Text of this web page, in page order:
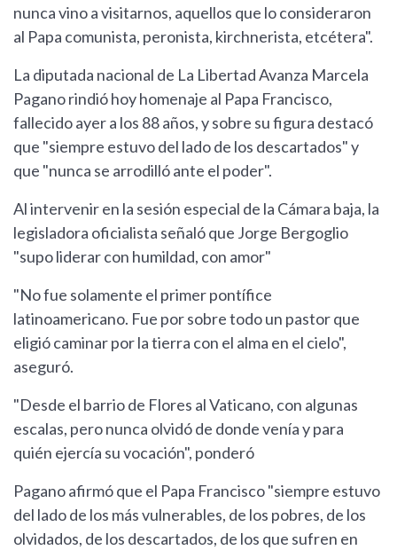
nunca vino a visitarnos, aquellos que lo consideraron
al Papa comunista, peronista, kirchnerista, etcétera".
La diputada nacional de La Libertad Avanza Marcela
Pagano rindió hoy homenaje al Papa Francisco,
fallecido ayer a los 88 años, y sobre su figura destacó
que "siempre estuvo del lado de los descartados" y
que "nunca se arrodilló ante el poder".
Al intervenir en la sesión especial de la Cámara baja, la
legisladora oficialista señaló que Jorge Bergoglio
"supo liderar con humildad, con amor"
"No fue solamente el primer pontífice
latinoamericano. Fue por sobre todo un pastor que
eligió caminar por la tierra con el alma en el cielo",
aseguró.
"Desde el barrio de Flores al Vaticano, con algunas
escalas, pero nunca olvidó de donde venía y para
quién ejercía su vocación", ponderó
Pagano afirmó que el Papa Francisco "siempre estuvo
del lado de los más vulnerables, de los pobres, de los
olvidados, de los descartados, de los que sufren en